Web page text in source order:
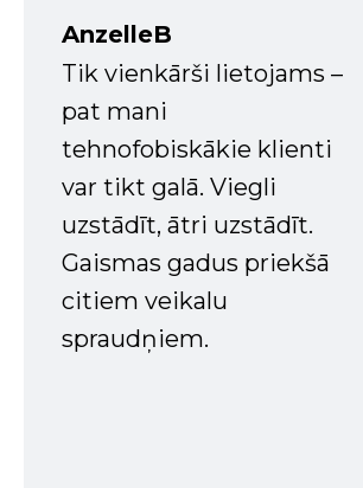
AnzelleB
Tik vienkārši lietojams –
pat mani
tehnofobiskākie klienti
var tikt galā. Viegli
uzstādīt, ātri uzstādīt.
Gaismas gadus priekšā
citiem veikalu
spraudņiem.